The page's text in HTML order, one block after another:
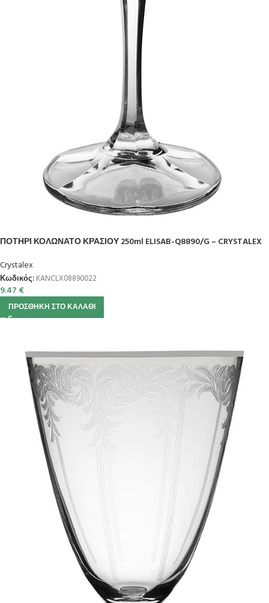
ΠΟΤΗΡΙ ΚΟΛΩΝΑΤΟ ΚΡΑΣΙΟΥ 250ml ELISAB-Q8890/G – CRYSTALEX
Crystalex
Κωδικός: KANCLX08890022
9.47 €
ΠΡΟΣΘΉΚΗ ΣΤΟ ΚΑΛΆΘΙ